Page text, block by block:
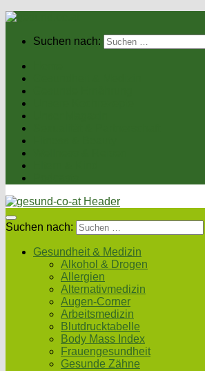
Suchen nach:
Suchen nach:
Gesundheit & Medizin
Alkohol & Drogen
Allergien
Alternativmedizin
Augen-Corner
Arbeitsmedizin
Blutdrucktabelle
Body Mass Index
Frauengesundheit
Gesunde Zähne